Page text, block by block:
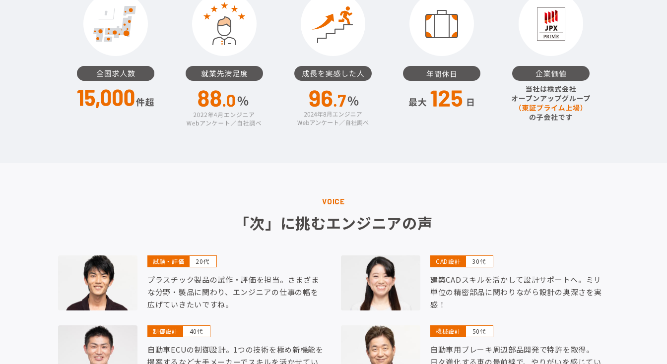
VOICE
「次」に挑むエンジニアの声
試験・評価 20代
プラスチック製品の試作・評価を担当。さまざま
な分野・製品に関わり、エンジニアの仕事の幅を
広げていきたいですね。
CAD設計 30代
建築CADスキルを活かして設計サポートへ。ミリ
単位の精密部品に関わりながら設計の奥深さを実
感！
制御設計 40代
自動車ECUの制御設計。1つの技術を極め新機能を
提案するなど大手メーカーでスキルを活かせてい
機械設計 50代
自動車用ブレーキ周辺部品開発で特許を取得。
日々進化する車の最前線で、やりがいを感じてい